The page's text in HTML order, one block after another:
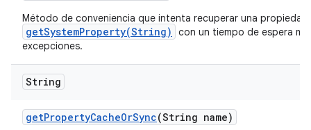
Método de conveniencia que intenta recuperar una propiedad
getSystemProperty(String)
con un tiempo de espera
excepciones.
String
getPropertyCacheOrSync(String name)